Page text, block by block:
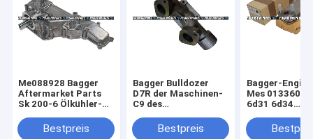
Me088928 Bagger
Aftermarket Parts
Sk 200-6 Ölkühler-
6D34
Bestpreis
Bagger Bulldozer
D7R der Maschinen-
C9 des
192-4697 E336D
Bestpreis
Bagger-
Mes 013360
6d31 6d34
Kern